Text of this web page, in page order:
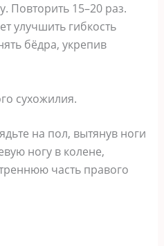
Повторить 15–20 раз.
улучшить гибкость
бёдра, укрепив
сухожилия.
на пол, вытянув ноги
ногу в колене,
часть правого